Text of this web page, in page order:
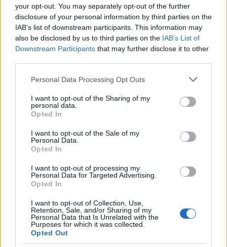
your opt-out. You may separately opt-out of the further
disclosure of your personal information by third parties on the
IAB’s list of downstream participants. This information may
also be disclosed by us to third parties on the IAB’s List of
Downstream Participants that may further disclose it to other
Please note that this website/app uses one or more Google
not limited to your visit or usage behaviour. You may click to
grant or deny consent to Google and its third-party tags to
use your data for below specified purposes in below Google
consent section.
Personal Data Processing Opt Outs
I want to opt-out of the Sharing of my
personal data.
Opted In
I want to opt-out of the Sale of my
Personal Data.
Opted In
I want to opt-out of processing my
Personal Data for Targeted Advertising.
Opted In
I want to opt-out of Collection, Use,
Retention, Sale, and/or Sharing of my
Personal Data that Is Unrelated with the
Purposes for which it was collected.
Opted Out
Ricevi le nostre ultime news
daGoogle News
Condividi l'articolo
F
a
ce
b
o
o
k
T
w
it
te
r
Pi
te
st
W
at
A
p
S
a
Articolo precedente
NOTIZIE RECENTI